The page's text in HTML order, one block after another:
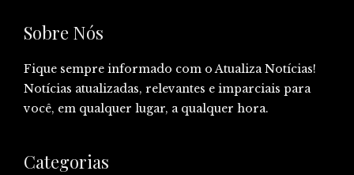
Sobre Nós
Fique sempre informado com o Atualiza Notícias!
Notícias atualizadas, relevantes e imparciais para
você, em qualquer lugar, a qualquer hora.
Categorias